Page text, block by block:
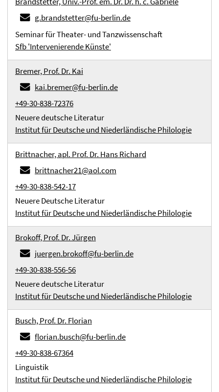
g.brandstetter@fu-berlin.de
Seminar für Theater- und Tanzwissenschaft
Sfb 'Intervenierende Künste'
Bremer, Prof. Dr. Kai
kai.bremer@fu-berlin.de
+49-30-838-72376
Neuere deutsche Literatur
Institut für Deutsche und Niederländische Philologie
Brittnacher, apl. Prof. Dr. Hans Richard
brittnacher21@aol.com
+49-30-838-542-17
Neuere Deutsche Literatur
Institut für Deutsche und Niederländische Philologie
Brokoff, Prof. Dr. Jürgen
juergen.brokoff@fu-berlin.de
+49-30-838-556-56
Neuere deutsche Literatur
Institut für Deutsche und Niederländische Philologie
Busch, Prof. Dr. Florian
florian.busch@fu-berlin.de
+49-30-838-67364
Linguistik
Institut für Deutsche und Niederländische Philologie